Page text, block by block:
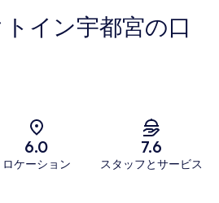
イン宇都宮の口
6.0
ロケーション
7.6
スタッフとサービス